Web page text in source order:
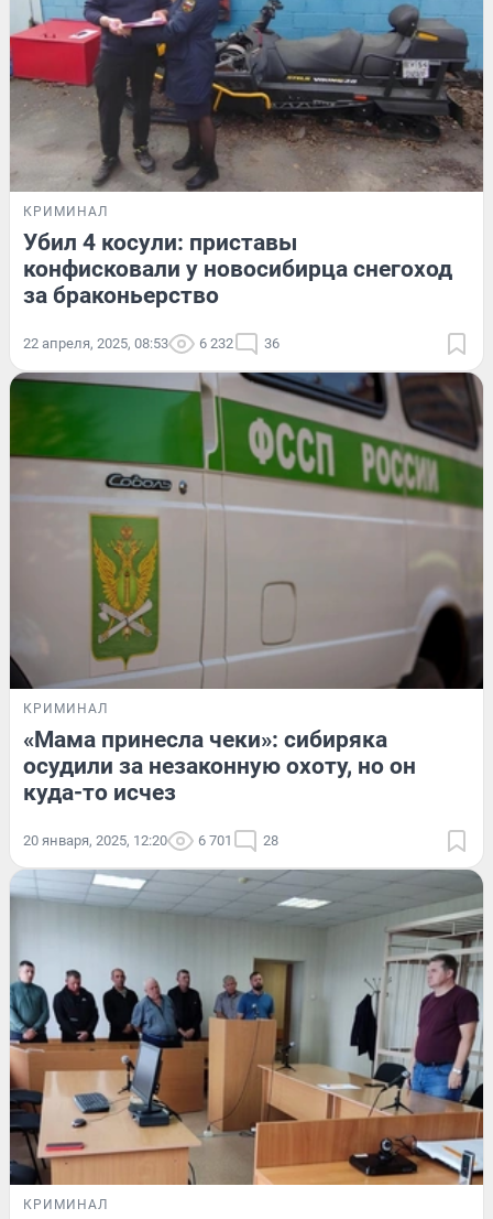
КРИМИНАЛ
Убил 4 косули: приставы
конфисковали у новосибирца снегоход
за браконьерство
22 апреля, 2025, 08:53 6 232 36
КРИМИНАЛ
«Мама принесла чеки»: сибиряка
осудили за незаконную охоту, но он
куда-то исчез
20 января, 2025, 12:20 6 701 28
КРИМИНАЛ